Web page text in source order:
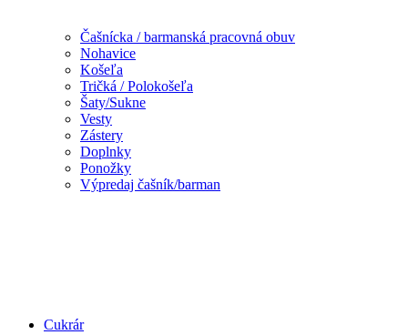
Čašnícka / barmanská pracovná obuv
Nohavice
Košeľa
Tričká / Polokošeľa
Šaty/Sukne
Vesty
Zástery
Doplnky
Ponožky
Výpredaj čašník/barman
Cukrár